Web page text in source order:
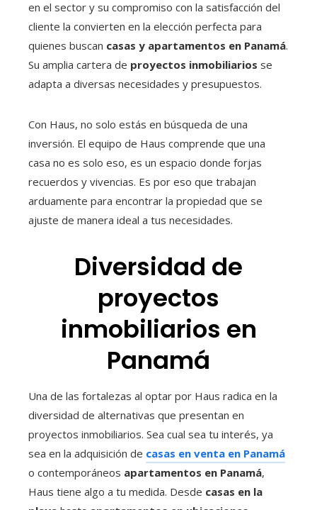
en el sector y su compromiso con la satisfacción del
cliente la convierten en la elección perfecta para
quienes buscan casas y apartamentos en Panamá.
Su amplia cartera de proyectos inmobiliarios se
adapta a diversas necesidades y presupuestos.
Con Haus, no solo estás en búsqueda de una
inversión. El equipo de Haus comprende que una
casa no es solo eso, es un espacio donde forjas
recuerdos y vivencias. Es por eso que trabajan
arduamente para encontrar la propiedad que se
ajuste de manera ideal a tus necesidades.
Diversidad de
proyectos
inmobiliarios en
Panamá
Una de las fortalezas al optar por Haus radica en la
diversidad de alternativas que presentan en
proyectos inmobiliarios. Sea cual sea tu interés, ya
sea en la adquisición de casas en venta en Panamá
o contemporáneos apartamentos en Panamá,
Haus tiene algo a tu medida. Desde casas en la